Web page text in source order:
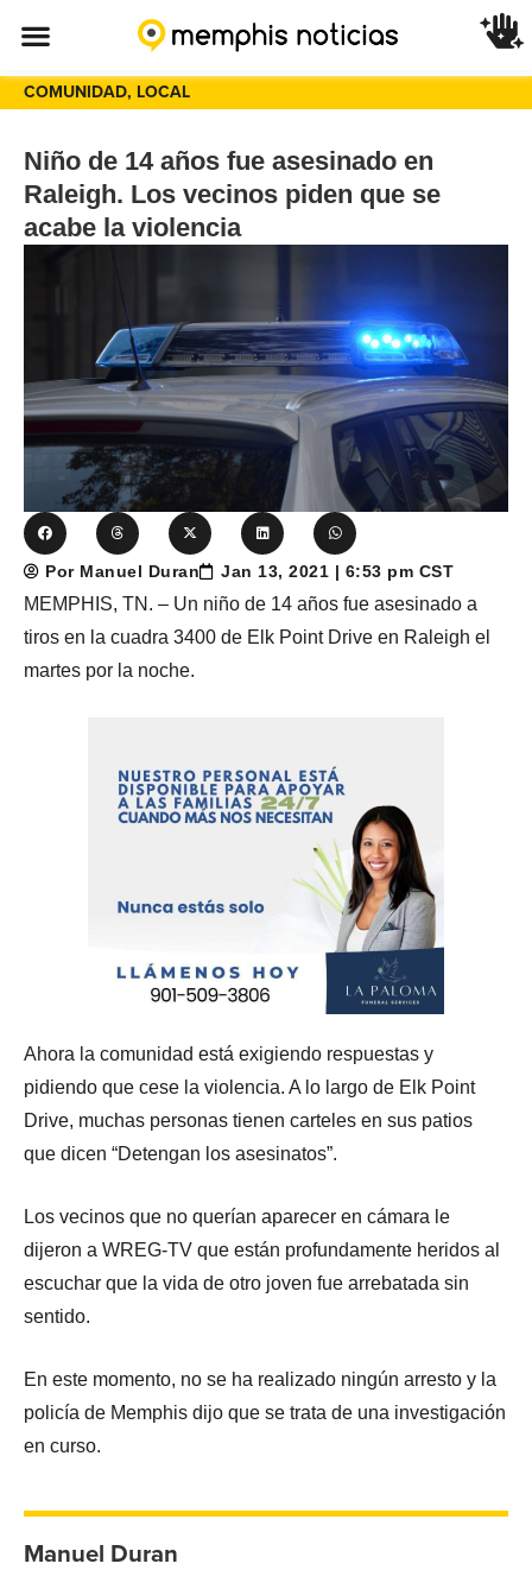
COMUNIDAD, LOCAL
Niño de 14 años fue asesinado en
Raleigh. Los vecinos piden que se
acabe la violencia
Por Manuel Duran Jan 13, 2021 | 6:53 pm CST
MEMPHIS, TN. – Un niño de 14 años fue asesinado a
tiros en la cuadra 3400 de Elk Point Drive en Raleigh el
martes por la noche.
Ahora la comunidad está exigiendo respuestas y
pidiendo que cese la violencia. A lo largo de Elk Point
Drive, muchas personas tienen carteles en sus patios
que dicen “Detengan los asesinatos”.
Los vecinos que no querían aparecer en cámara le
dijeron a WREG-TV que están profundamente heridos al
escuchar que la vida de otro joven fue arrebatada sin
sentido.
En este momento, no se ha realizado ningún arresto y la
policía de Memphis dijo que se trata de una investigación
en curso.
Manuel Duran